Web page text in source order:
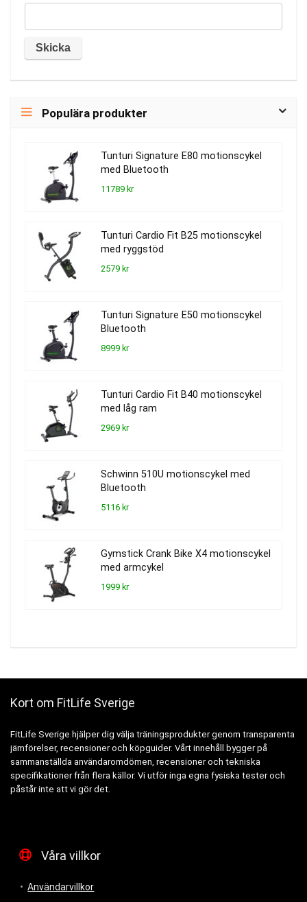
Populära produkter
Tunturi Signature E80 motionscykel
med Bluetooth
11789 kr
Tunturi Cardio Fit B25 motionscykel
med ryggstöd
2579 kr
Tunturi Signature E50 motionscykel
Bluetooth
8999 kr
Tunturi Cardio Fit B40 motionscykel
med låg ram
2969 kr
Schwinn 510U motionscykel med
Bluetooth
5116 kr
Gymstick Crank Bike X4 motionscykel
med armcykel
1999 kr
Kort om FitLife Sverige
FitLife Sverige hjälper dig välja träningsprodukter genom transparenta
jämförelser, recensioner och köpguider. Vårt innehåll bygger på
sammanställda användaromdömen, recensioner och tekniska
specifikationer från flera källor. Vi utför inga egna fysiska tester och
påstår inte att vi gör det.
Våra villkor
Användarvillkor